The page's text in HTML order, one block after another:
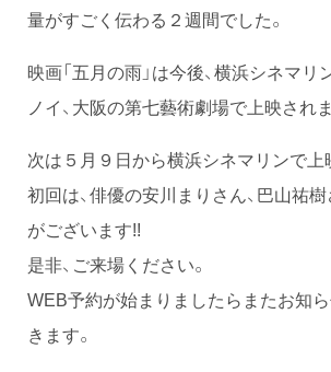
量がすごく伝わる２週間でした。
映画「五月の雨」は今後、横浜シネマリ
ノイ、大阪の第七藝術劇場で上映されま
次は５月９日から横浜シネマリンで上
初回は、俳優の安川まりさん、巴山祐
がございます!!
是非、ご来場ください。
WEB予約が始まりましたらまたお知
きます。